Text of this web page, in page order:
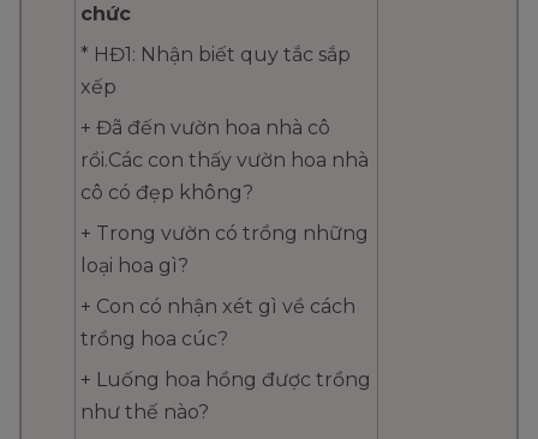
chức
* HĐ1: Nhận biết quy tắc sắp
xếp
+ Đã đến vườn hoa nhà cô
rồi.Các con thấy vườn hoa nhà
cô có đẹp không?
+ Trong vườn có trồng những
loại hoa gì?
+ Con có nhận xét gì về cách
trồng hoa cúc?
+ Luống hoa hồng được trồng
như thế nào?